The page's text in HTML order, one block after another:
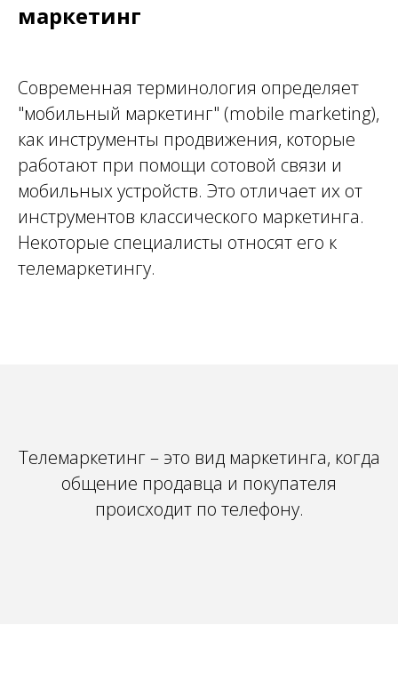
маркетинг
Современная терминология определяет
"мобильный маркетинг" (mobile marketing),
как инструменты продвижения, которые
работают при помощи сотовой связи и
мобильных устройств. Это отличает их от
инструментов классического маркетинга.
Некоторые специалисты относят его к
телемаркетингу.
Телемаркетинг – это вид маркетинга, когда
общение продавца и покупателя
происходит по телефону.